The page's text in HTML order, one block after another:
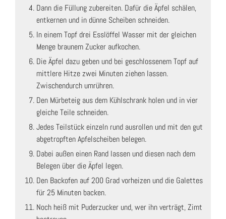
Dann die Füllung zubereiten. Dafür die Äpfel schälen,
entkernen und in dünne Scheiben schneiden.
In einem Topf drei Esslöffel Wasser mit der gleichen
Menge braunem Zucker aufkochen.
Die Äpfel dazu geben und bei geschlossenem Topf auf
mittlere Hitze zwei Minuten ziehen lassen.
Zwischendurch umrühren.
Den Mürbeteig aus dem Kühlschrank holen und in vier
gleiche Teile schneiden.
Jedes Teilstück einzeln rund ausrollen und mit den gut
abgetropften Apfelscheiben belegen.
Dabei außen einen Rand lassen und diesen nach dem
Belegen über die Äpfel legen.
Den Backofen auf 200 Grad vorheizen und die Galettes
für 25 Minuten backen.
Noch heiß mit Puderzucker und, wer ihn verträgt, Zimt